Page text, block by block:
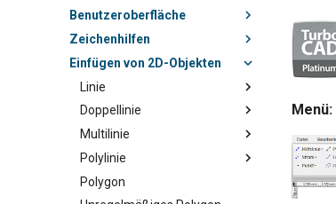
Benutzeroberfläche
Zeichenhilfen
Einfügen von 2D-Objekten
Linie
Doppellinie
Multilinie
Polylinie
Polygon
Menü: